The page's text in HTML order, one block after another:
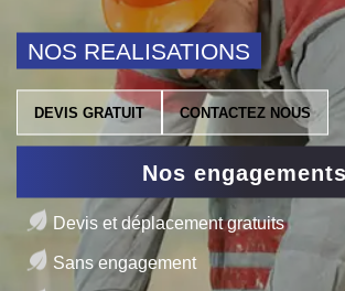
NOS REALISATIONS
DEVIS GRATUIT CONTACTEZ NOUS
Nos engagements
Devis et déplacement gratuits
Sans engagement